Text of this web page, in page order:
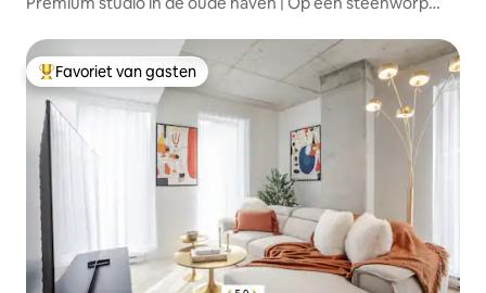
Topfavoriet van gasten
Favoriet van gasten